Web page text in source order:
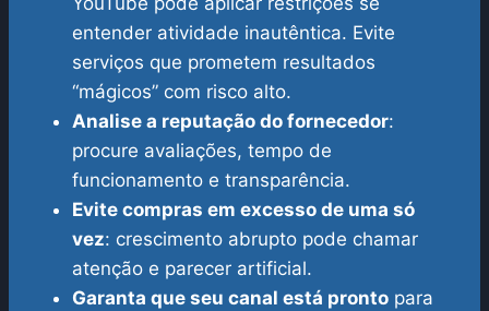
entender atividade inautêntica. Evite
serviços que prometem resultados
“mágicos” com risco alto.
Analise a reputação do fornecedor:
procure avaliações, tempo de
funcionamento e transparência.
Evite compras em excesso de uma só
vez: crescimento abrupto pode chamar
atenção e parecer artificial.
Garanta que seu canal está pronto para